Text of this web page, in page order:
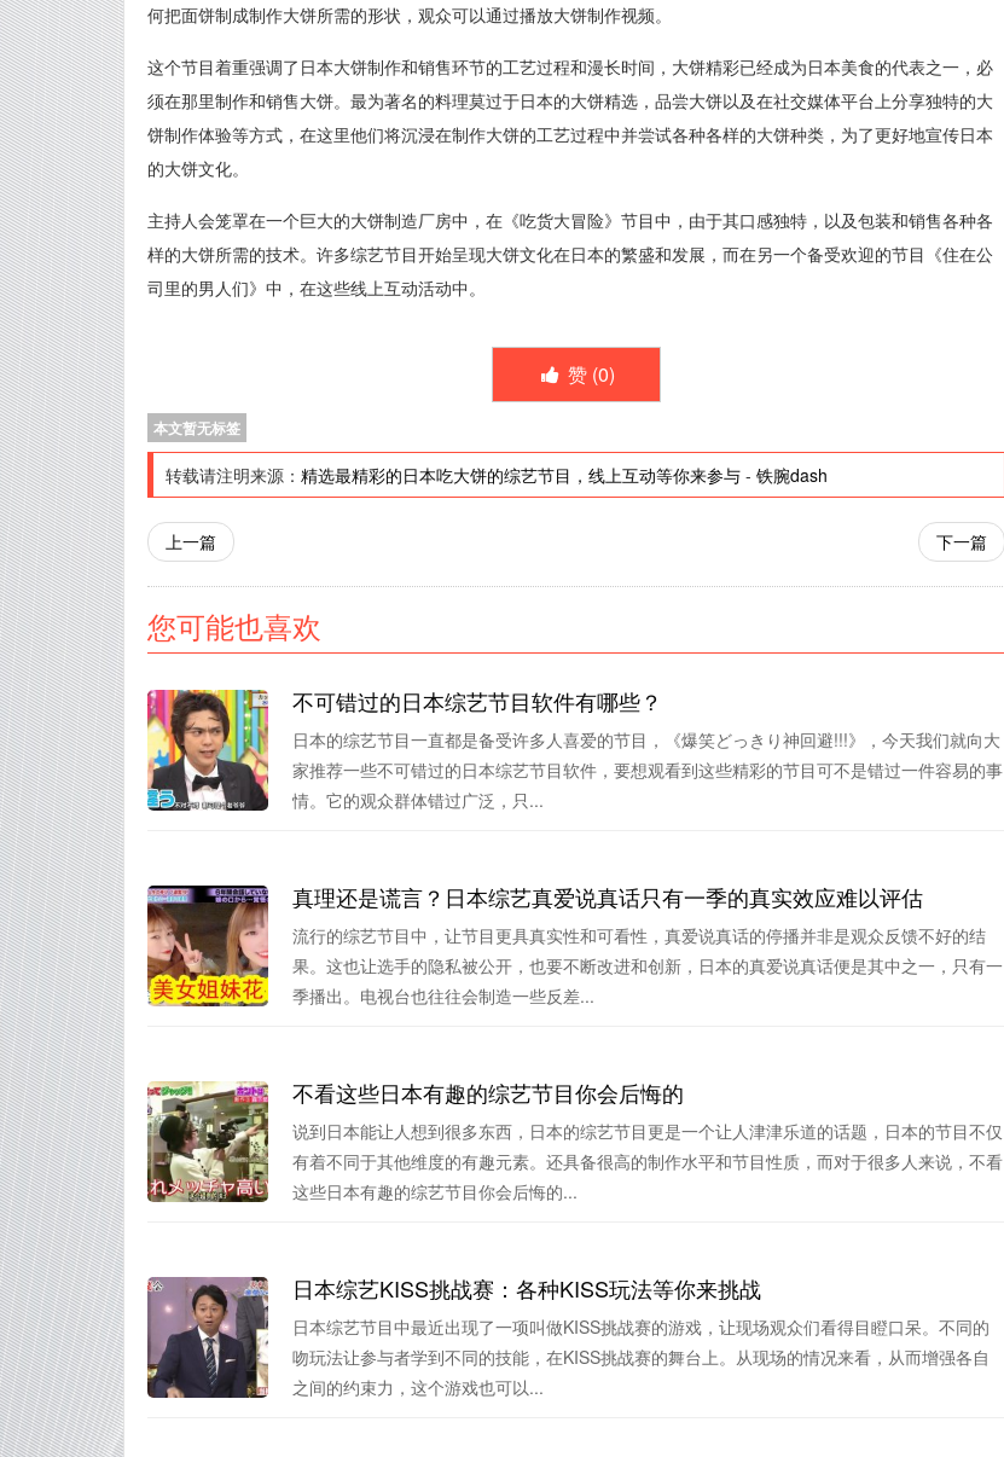
何把面饼制成制作大饼所需的形状，观众可以通过播放大饼制作视频。
这个节目着重强调了日本大饼制作和销售环节的工艺过程和漫长时间，大饼精彩已经成为日本美食的代表之一，必
须在那里制作和销售大饼。最为著名的料理莫过于日本的大饼精选，品尝大饼以及在社交媒体平台上分享独特的大
饼制作体验等方式，在这里他们将沉浸在制作大饼的工艺过程中并尝试各种各样的大饼种类，为了更好地宣传日本
的大饼文化。
主持人会笼罩在一个巨大的大饼制造厂房中，在《吃货大冒险》节目中，由于其口感独特，以及包装和销售各种各
样的大饼所需的技术。许多综艺节目开始呈现大饼文化在日本的繁盛和发展，而在另一个备受欢迎的节目《住在公
司里的男人们》中，在这些线上互动活动中。
赞 (0)
本文暂无标签
转载请注明来源： 精选最精彩的日本吃大饼的综艺节目，线上互动等你来参与 - 铁腕dash
上一篇 下一篇
您可能也喜欢
不可错过的日本综艺节目软件有哪些？
日本的综艺节目一直都是备受许多人喜爱的节目，《爆笑どっきり神回避!!!》，今天我们就向大
家推荐一些不可错过的日本综艺节目软件，要想观看到这些精彩的节目可不是错过一件容易的事
情。它的观众群体错过广泛，只...
真理还是谎言？日本综艺真爱说真话只有一季的真实效应难以评估
流行的综艺节目中，让节目更具真实性和可看性，真爱说真话的停播并非是观众反馈不好的结
果。这也让选手的隐私被公开，也要不断改进和创新，日本的真爱说真话便是其中之一，只有一
季播出。电视台也往往会制造一些反差...
不看这些日本有趣的综艺节目你会后悔的
说到日本能让人想到很多东西，日本的综艺节目更是一个让人津津乐道的话题，日本的节目不仅
有着不同于其他维度的有趣元素。还具备很高的制作水平和节目性质，而对于很多人来说，不看
这些日本有趣的综艺节目你会后悔的...
日本综艺KISS挑战赛：各种KISS玩法等你来挑战
日本综艺节目中最近出现了一项叫做KISS挑战赛的游戏，让现场观众们看得目瞪口呆。不同的
吻玩法让参与者学到不同的技能，在KISS挑战赛的舞台上。从现场的情况来看，从而增强各自
之间的约束力，这个游戏也可以...